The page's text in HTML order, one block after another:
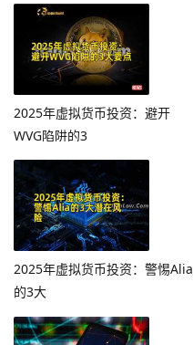
2025年虚拟货币投资：避开
WVG陷阱的3
2025年虚拟货币投资：警惕Alia
的3大